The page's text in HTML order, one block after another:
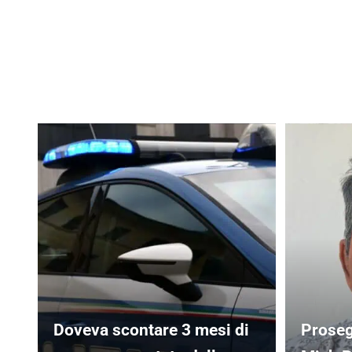
Doveva scontare 3 mesi di